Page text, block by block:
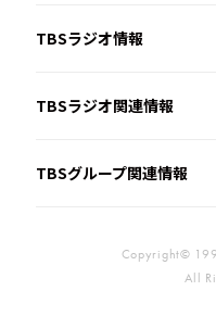
TBSラジオ情報
TBSラジオ関連情報
TBSグループ関連情報
Copyright©
All